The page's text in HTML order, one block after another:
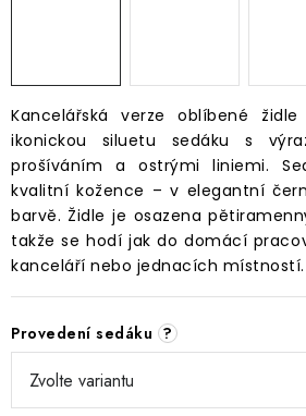
Kancelářská verze oblíbené
ikonickou siluetu sedáku s
prošíváním a ostrými liniemi.
kvalitní kožence – v elegantní
barvě. Židle je osazena
takže se hodí jak do domácí
kanceláří nebo jednacích místností.
Provedení sedáku ?